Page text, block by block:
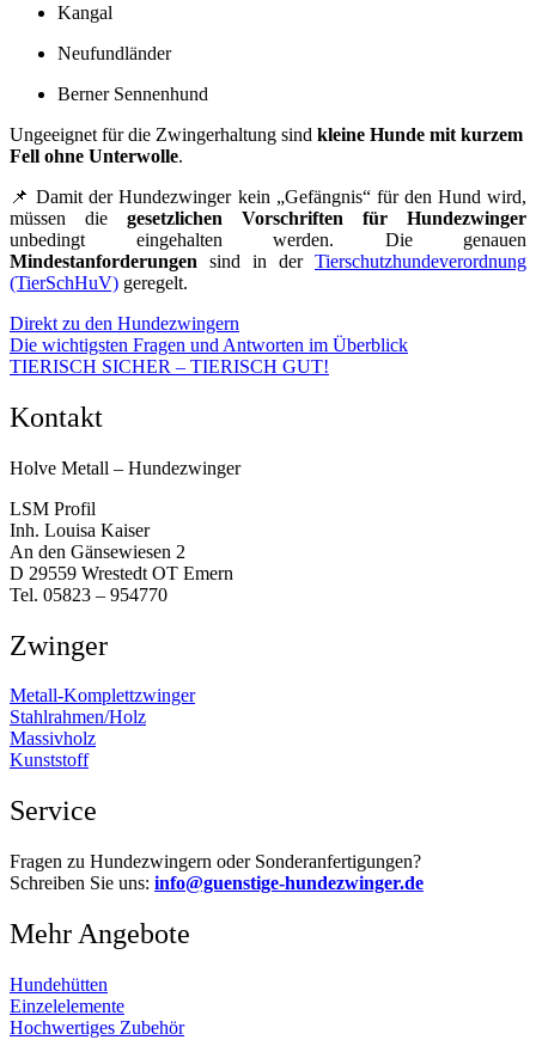
Kangal
Neufundländer
Berner Sennenhund
Ungeeignet für die Zwingerhaltung sind kleine Hunde mit kurzem
Fell ohne Unterwolle.
📌 Damit der Hundezwinger kein „Gefängnis“ für den Hund wird,
müssen die gesetzlichen Vorschriften für Hundezwinger
unbedingt eingehalten werden. Die genauen
Mindestanforderungen sind in der Tierschutzhundeverordnung
(TierSchHuV) geregelt.
Direkt zu den Hundezwingern
Die wichtigsten Fragen und Antworten im Überblick
TIERISCH SICHER – TIERISCH GUT!
Kontakt
Holve Metall – Hundezwinger
LSM Profil
Inh. Louisa Kaiser
An den Gänsewiesen 2
D 29559 Wrestedt OT Emern
Tel. 05823 – 954770
Zwinger
Metall-Komplettzwinger
Stahlrahmen/Holz
Massivholz
Kunststoff
Service
Fragen zu Hundezwingern oder Sonderanfertigungen?
Schreiben Sie uns: info@guenstige-hundezwinger.de
Mehr Angebote
Hundehütten
Einzelelemente
Hochwertiges Zubehör